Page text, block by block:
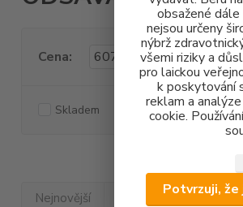
obsažené
nejsou určeny
nýbrž
všemi riziky a
pro laickou
k poskytování
reklam a
cookie.
Potvrzuji,
Cena: Kč Od
Skladem Novinka Akce
Nejnovější Nejlevnější